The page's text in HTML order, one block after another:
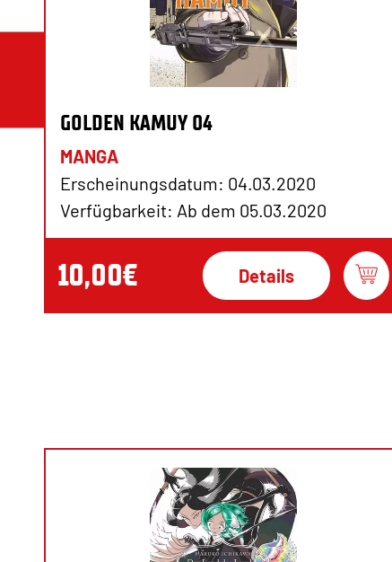
GOLDEN KAMUY 04
MANGA
Erscheinungsdatum: 04.03.2020
Verfügbarkeit: Ab dem 05.03.2020
10,00€ Details